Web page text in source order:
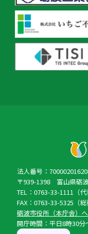
法人番号：
〒939-1398 富山県砺
TEL：0763-33-1111（代
FAX：0763-33-5325（総
砺波市役所（本庁舎）
開庁時間：平日8時30分